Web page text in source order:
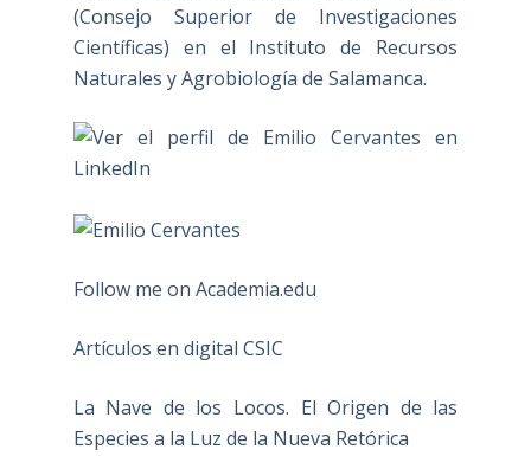
(Consejo Superior de Investigaciones
Científicas) en el Instituto de Recursos
Naturales y Agrobiología de Salamanca.
Follow me on Academia.edu
Artículos en digital CSIC
La Nave de los Locos. El Origen de las
Especies a la Luz de la Nueva Retórica